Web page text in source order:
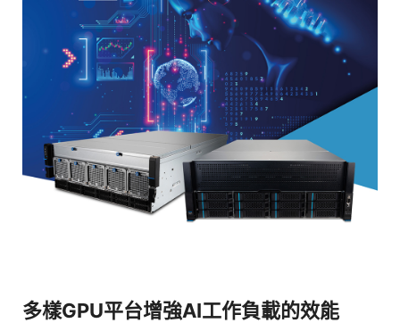
多樣GPU平台增強AI工作負載的效能